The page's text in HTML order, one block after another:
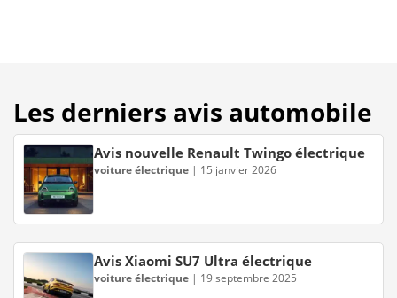
Les derniers avis automobile
Avis nouvelle Renault Twingo électrique
voiture électrique | 15 janvier 2026
Avis Xiaomi SU7 Ultra électrique
voiture électrique | 19 septembre 2025